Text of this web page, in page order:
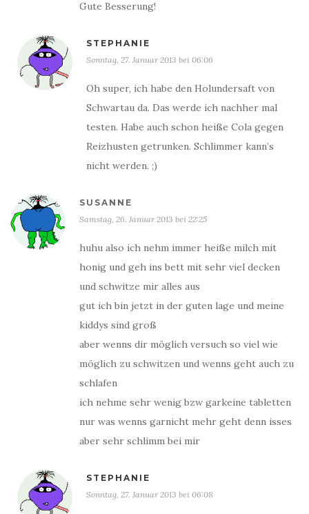
Gute Besserung!
STEPHANIE
Sonntag, 27. Januar 2013 bei 06:06
Oh super, ich habe den Holundersaft von
Schwartau da. Das werde ich nachher mal
testen. Habe auch schon heiße Cola gegen
Reizhusten getrunken. Schlimmer kann’s
nicht werden. ;)
SUSANNE
Samstag, 26. Januar 2013 bei 22:25
huhu also ich nehm immer heiße milch mit
honig und geh ins bett mit sehr viel decken
und schwitze mir alles aus
gut ich bin jetzt in der guten lage und meine
kiddys sind groß
aber wenns dir möglich versuch so viel wie
möglich zu schwitzen und wenns geht auch zu
schlafen
ich nehme sehr wenig bzw garkeine tabletten
nur was wenns garnicht mehr geht denn isses
aber sehr schlimm bei mir
STEPHANIE
Sonntag, 27. Januar 2013 bei 06:08